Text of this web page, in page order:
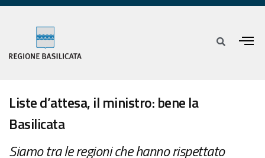
Liste d’attesa, il ministro: bene la
Basilicata
Siamo tra le regioni che hanno rispettato